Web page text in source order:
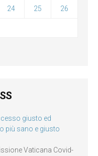
24 25 26
giusto ed
più sano e giusto
Vaticana Covid-